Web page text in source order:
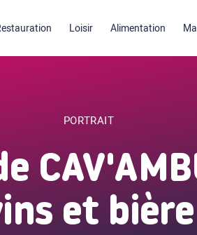
Loisir Alimentation
PORTRAIT
et bière